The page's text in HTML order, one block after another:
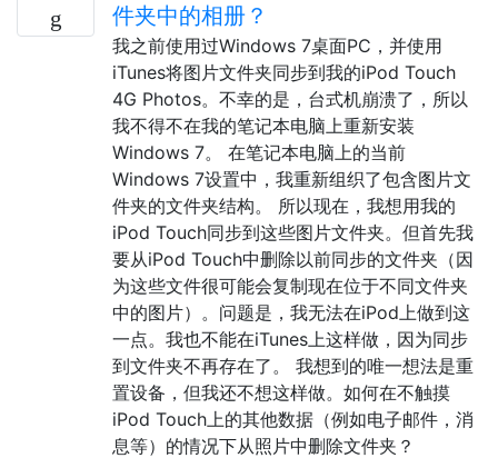
件夹中的相册？
我之前使用过Windows 7桌面PC，并使用
iTunes将图片文件夹同步到我的iPod Touch
4G Photos。不幸的是，台式机崩溃了，所以
我不得不在我的笔记本电脑上重新安装
Windows 7。 在笔记本电脑上的当前
Windows 7设置中，我重新组织了包含图片文
件夹的文件夹结构。 所以现在，我想用我的
iPod Touch同步到这些图片文件夹。但首先我
要从iPod Touch中删除以前同步的文件夹（因
为这些文件很可能会复制现在位于不同文件夹
中的图片）。问题是，我无法在iPod上做到这
一点。我也不能在iTunes上这样做，因为同步
到文件夹不再存在了。 我想到的唯一想法是重
置设备，但我还不想这样做。如何在不触摸
iPod Touch上的其他数据（例如电子邮件，消
息等）的情况下从照片中删除文件夹？